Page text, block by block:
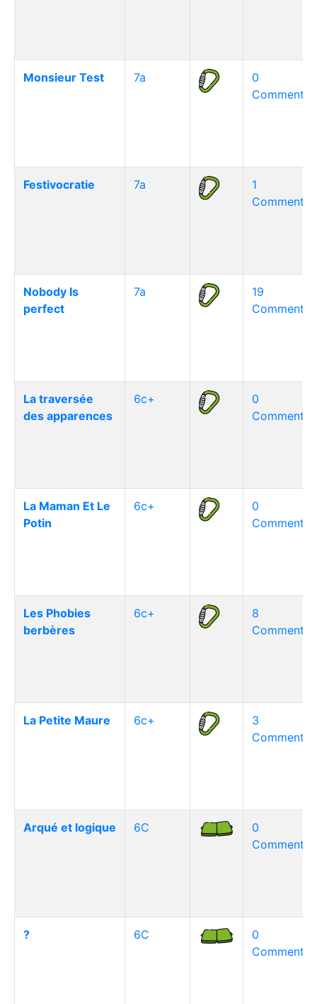
Monsieur Test 7a
0
Festivocratie 7a
1
Nobody Is
perfect
7a
19
La traversée
des apparences
6c+
0
La Maman Et Le
Potin
6c+
0
Les Phobies
berbères
6c+
8
La Petite Maure 6c+
3
Arqué et logique 6C
0
? 6C
0